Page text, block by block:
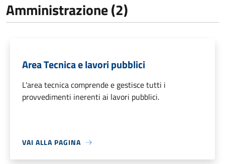
Amministrazione (2)
Area Tecnica e lavori pubblici
L'area tecnica comprende e gestisce tutti i
provvedimenti inerenti ai lavori pubblici.
VAI ALLA PAGINA